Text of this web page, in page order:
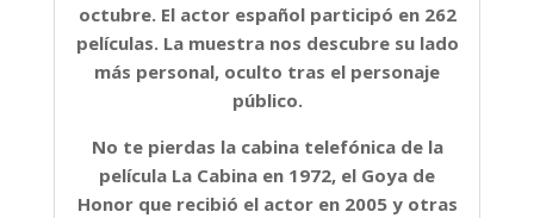
octubre. El actor español participó en 262
películas. La muestra nos descubre su lado
más personal, oculto tras el personaje
público.
No te pierdas la cabina telefónica de la
película La Cabina en 1972, el Goya de
Honor que recibió el actor en 2005 y otras